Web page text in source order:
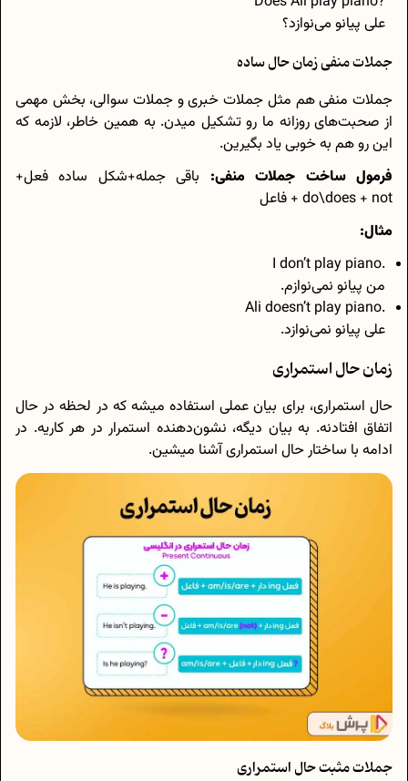
علی پیانو می‌نوازد؟
جملات منفی زمان حال ساده
جملات منفی هم مثل جملات خبری و جملات سوالی، بخش مهمی
از صحبت‌های روزانه ما رو تشکیل میدن. به همین خاطر، لازمه که
این رو هم به خوبی یاد بگیرین.
فرمول ساخت جملات منفی: باقی جمله+شکل ساده‌ فعل+
do\does + not + فاعل
مثال:
.I don’t play piano
من پیانو نمی‌نوازم.
.Ali doesn’t play piano
علی پیانو نمی‌نوازد.
زمان حال استمراری
حال استمراری، برای بیان عملی استفاده میشه که در لحظه در حال
اتفاق افتادنه. به بیان دیگه، نشون‌دهنده‌ استمرار در هر کاریه. در
ادامه با ساختار حال استمراری آشنا میشین.
جملات مثبت حال استمراری